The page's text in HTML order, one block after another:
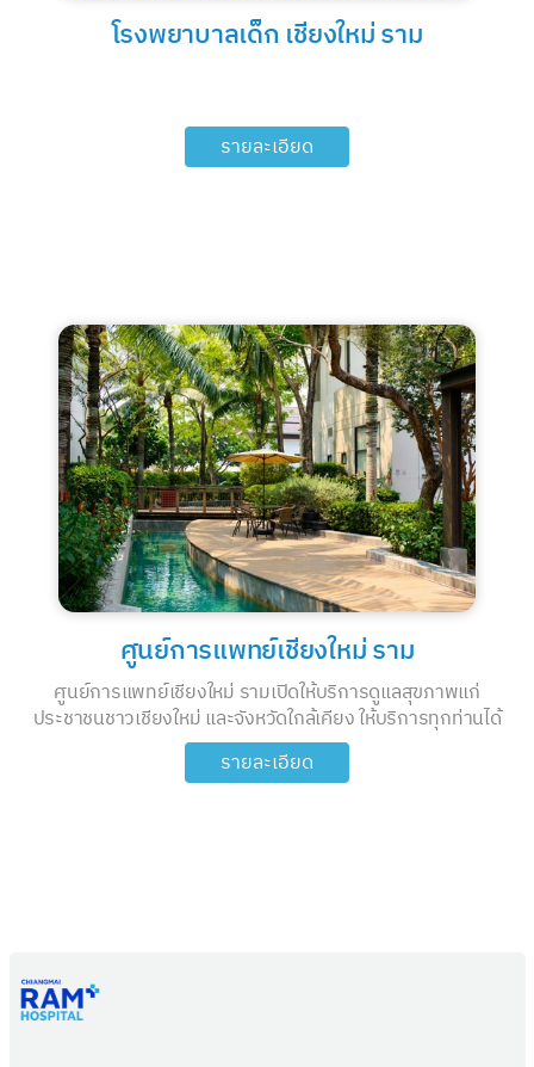
โรงพยาบาลเด็ก เชียงใหม่ ราม
รายละเอียด
ศูนย์การแพทย์เชียงใหม่ ราม
ศูนย์การแพทย์เชียงใหม่ รามเปิดให้บริการดูแลสุขภาพแก่
ประชาชนชาวเชียงใหม่ และจังหวัดใกล้เคียง ให้บริการทุกท่านได้
รับการรักษาพยาบาลและการดูแลที่มีประสิทธิภาพ ด้วย
มาตรฐานการรักษาพยาบาลระดับโลก
รายละเอียด